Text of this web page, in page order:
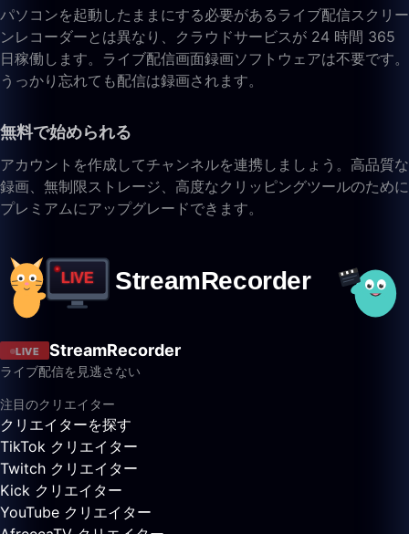
パソコンを起動したままにする必要があるライブ配信スクリー
ンレコーダーとは異なり、クラウドサービスが 24 時間 365
日稼働します。ライブ配信画面録画ソフトウェアは不要です。
うっかり忘れても配信は録画されます。
無料で始められる
アカウントを作成してチャンネルを連携しましょう。高品質な
録画、無制限ストレージ、高度なクリッピングツールのために
プレミアムにアップグレードできます。
LIVE StreamRecorder
ライブ配信を見逃さない
注目のクリエイター
クリエイターを探す
TikTok クリエイター
Twitch クリエイター
Kick クリエイター
YouTube クリエイター